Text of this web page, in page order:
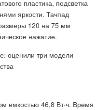
пластика, подсветка
яркости. Тачпад
120 на 75 мм
нажатие.
емкостью 46,8 Вт·ч. Время